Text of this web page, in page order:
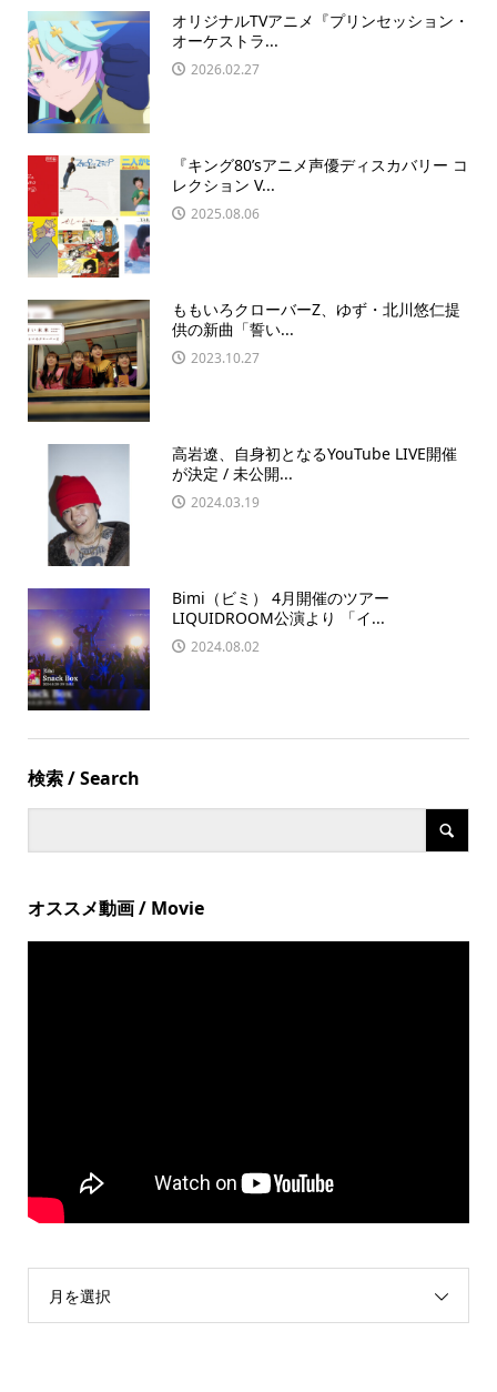
オリジナルTVアニメ『プリンセッション・
オーケストラ...
2026.02.27
『キング80’sアニメ声優ディスカバリー コ
レクション V...
2025.08.06
ももいろクローバーZ、ゆず・北川悠仁提
供の新曲「誓い...
2023.10.27
高岩遼、自身初となるYouTube LIVE開催
が決定 / 未公開...
2024.03.19
Bimi（ビミ） 4月開催のツアー
LIQUIDROOM公演より 「イ...
2024.08.02
検索 / Search
オススメ動画 / Movie
月を選択